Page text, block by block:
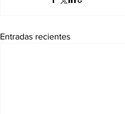
Entradas recientes